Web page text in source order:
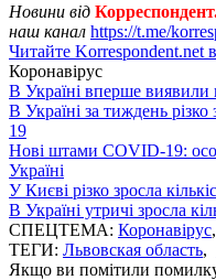
Новини від
наш канал https://t.me/
Читайте Korrespondent.net
Коронавірус
В Україні вперше виявили
В Україні за тиждень
19
Нові штами COVID-19:
Україні
У Києві різко зросла
В Україні утричі зросла
СПЕЦТЕМА: Коронавірус,
ТЕГИ: Львовская область,
Якщо ви помітили помилку,